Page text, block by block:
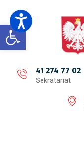
Open toolbar
41 274 77 02
Sekratariat